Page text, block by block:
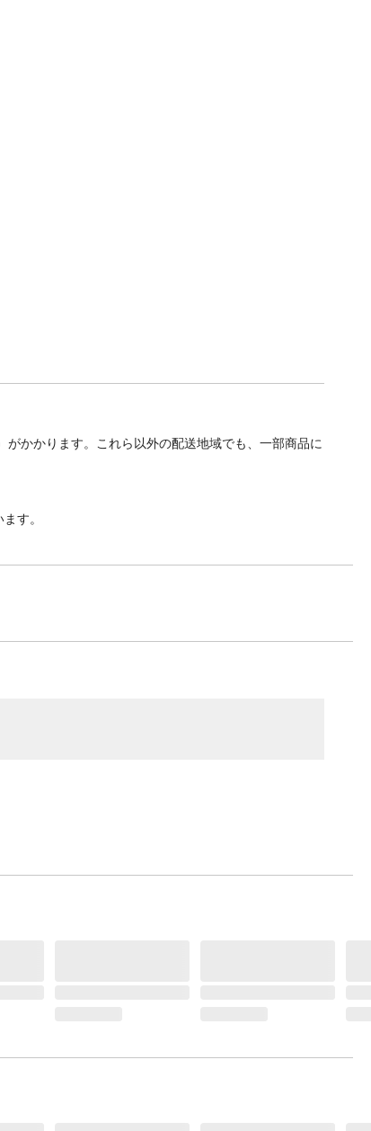
かかります。これら以外の配送地域でも、一部商品に
す。